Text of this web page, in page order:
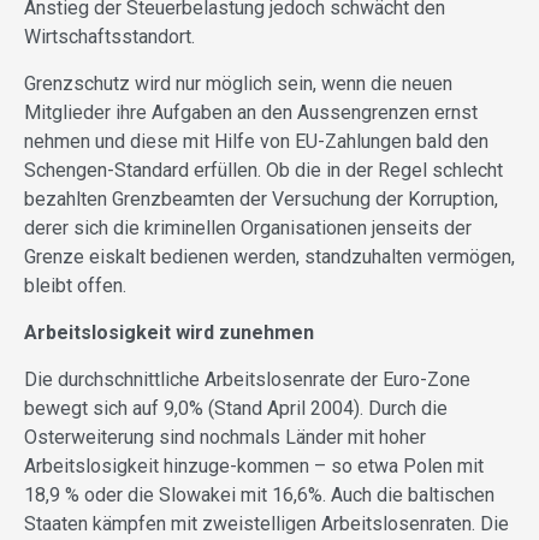
Anstieg der Steuerbelastung jedoch schwächt den
Wirtschaftsstandort.
Grenzschutz wird nur möglich sein, wenn die neuen
Mitglieder ihre Aufgaben an den Aussengrenzen ernst
nehmen und diese mit Hilfe von EU-Zahlungen bald den
Schengen-Standard erfüllen. Ob die in der Regel schlecht
bezahlten Grenzbeamten der Versuchung der Korruption,
derer sich die kriminellen Organisationen jenseits der
Grenze eiskalt bedienen werden, standzuhalten vermögen,
bleibt offen.
Arbeitslosigkeit wird zunehmen
Die durchschnittliche Arbeitslosenrate der Euro-Zone
bewegt sich auf 9,0% (Stand April 2004). Durch die
Osterweiterung sind nochmals Länder mit hoher
Arbeitslosigkeit hinzuge-kommen – so etwa Polen mit
18,9 % oder die Slowakei mit 16,6%. Auch die baltischen
Staaten kämpfen mit zweistelligen Arbeitslosenraten. Die